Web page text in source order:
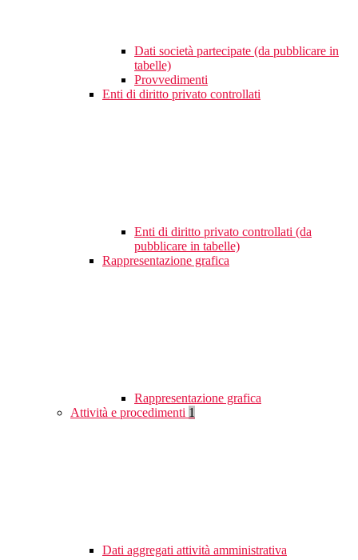
Dati società partecipate (da pubblicare in
tabelle)
Provvedimenti
Enti di diritto privato controllati
Enti di diritto privato controllati (da
pubblicare in tabelle)
Rappresentazione grafica
Rappresentazione grafica
Attività e procedimenti 1
Dati aggregati attività amministrativa